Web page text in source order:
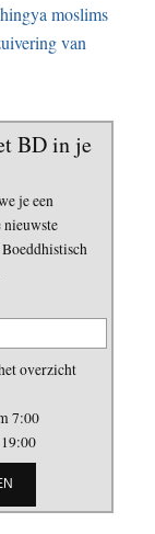
moslims
van
BD in je
je een
nieuwste
overzicht
7:00